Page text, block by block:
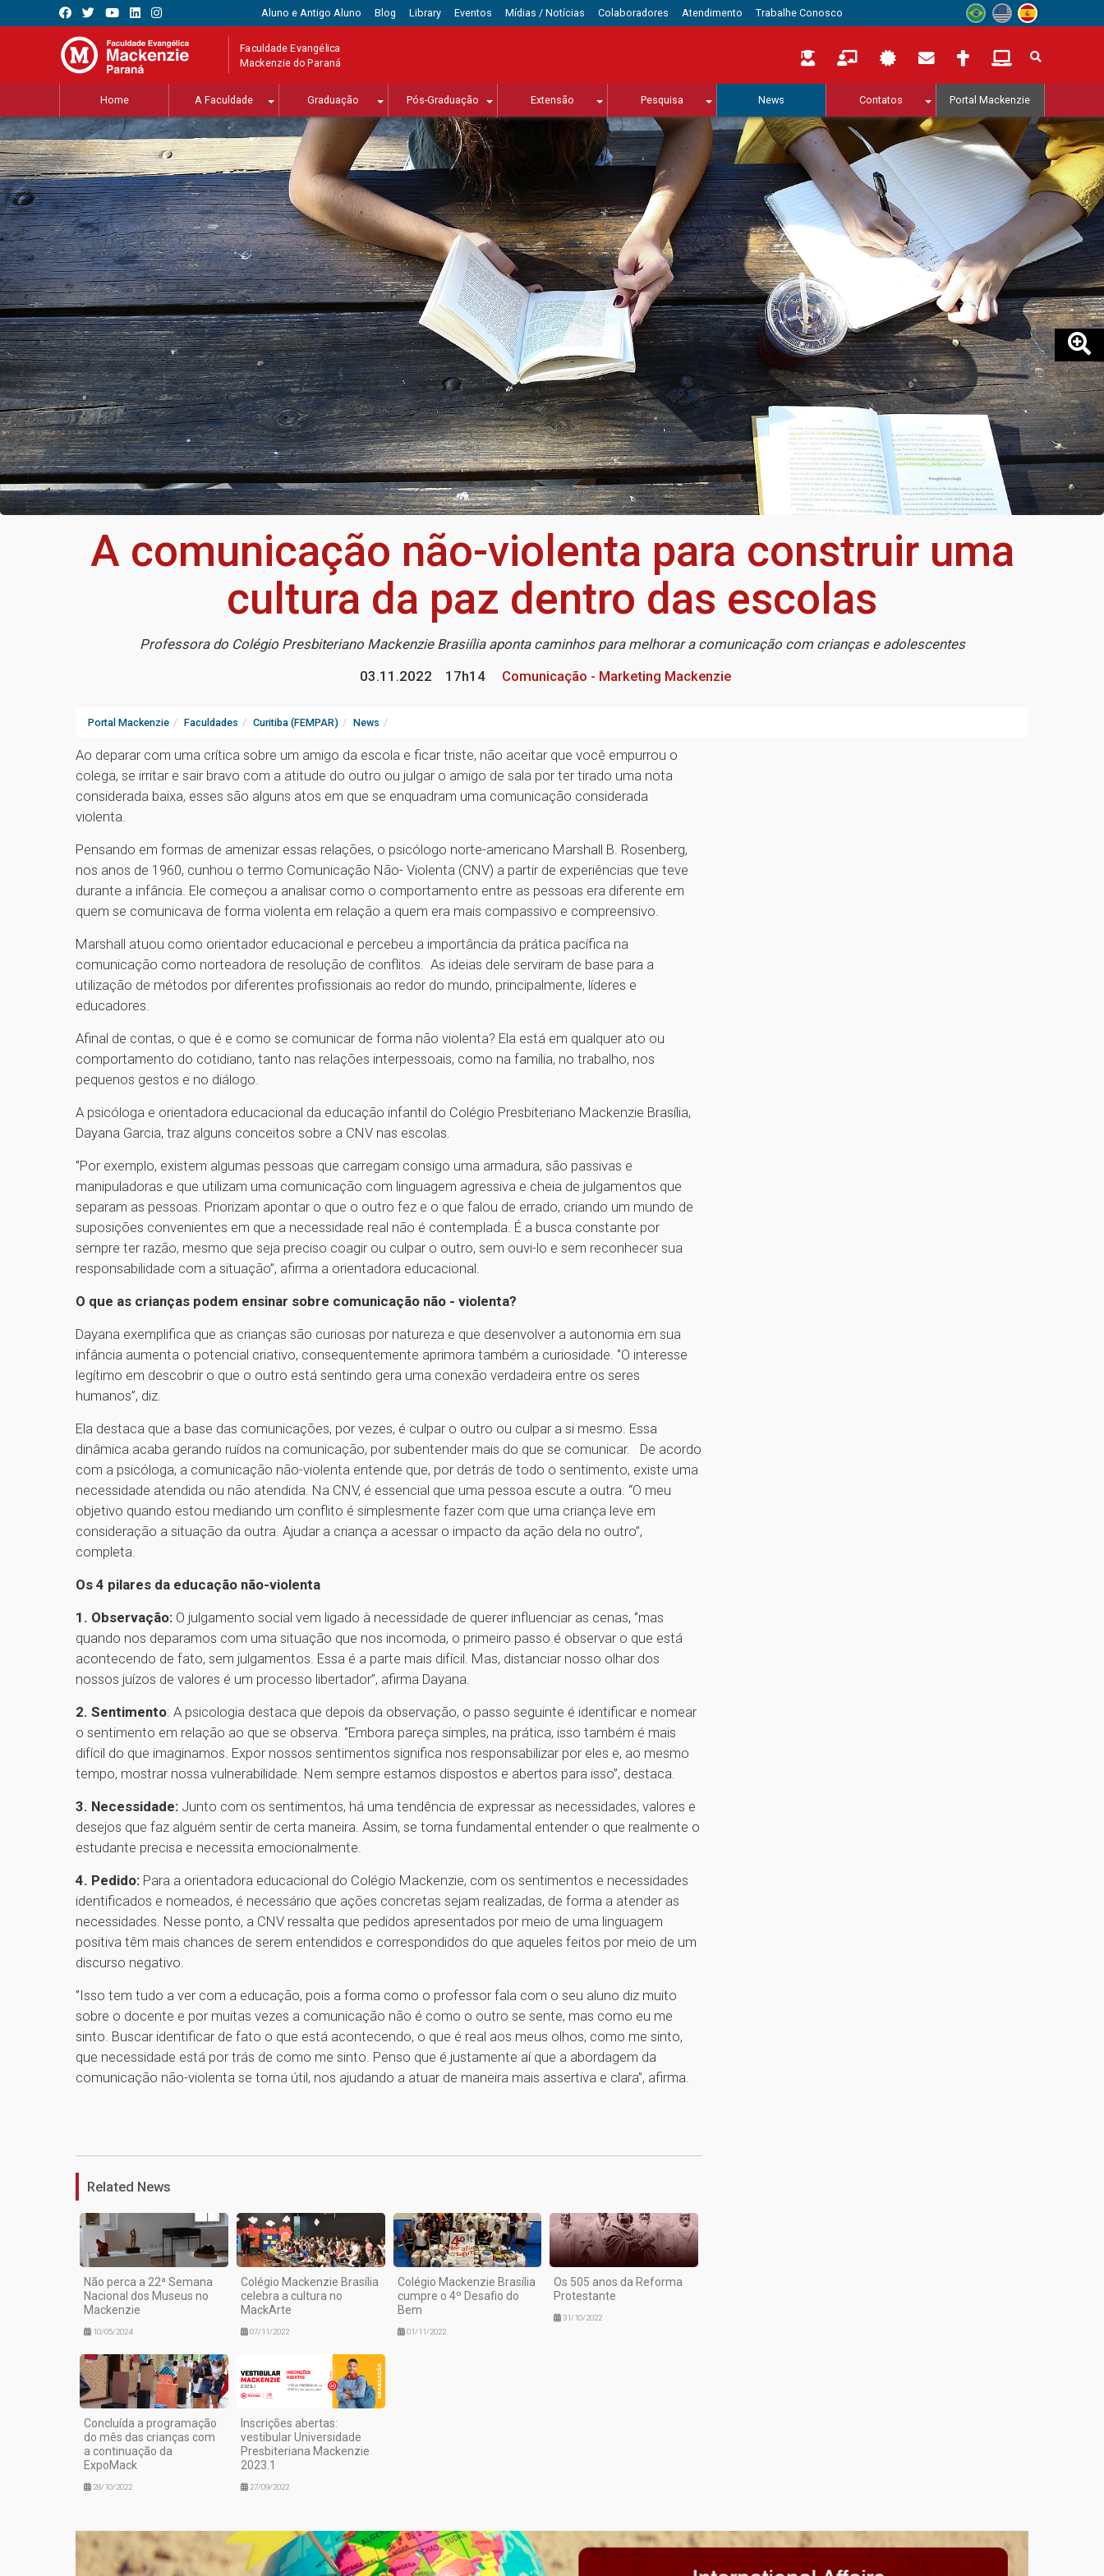
Aluno e Antigo Aluno Blog Library Eventos Mídias / Notícias Colaboradores Atendimento Trabalhe Conosco
Faculdade Evangélica
Mackenzie do Paraná
Home A Faculdade Graduação Pós-Graduação Extensão Pesquisa News Contatos Portal Mackenzie
A comunicação não-violenta para construir uma
cultura da paz dentro das escolas
Professora do Colégio Presbiteriano Mackenzie Brasiília aponta caminhos para melhorar a comunicação com crianças e adolescentes
03.11.2022
17h14 Comunicação - Marketing Mackenzie
Portal Mackenzie Faculdades Curitiba (FEMPAR) News
Ao deparar com uma crítica sobre um amigo da escola e ficar triste, não aceitar que você empurrou o
colega, se irritar e sair bravo com a atitude do outro ou julgar o amigo de sala por ter tirado uma nota
considerada baixa, esses são alguns atos em que se enquadram uma comunicação considerada
violenta.
Pensando em formas de amenizar essas relações, o psicólogo norte-americano Marshall B. Rosenberg,
nos anos de 1960, cunhou o termo Comunicação Não- Violenta (CNV) a partir de experiências que teve
durante a infância. Ele começou a analisar como o comportamento entre as pessoas era diferente em
quem se comunicava de forma violenta em relação a quem era mais compassivo e compreensivo.
Marshall atuou como orientador educacional e percebeu a importância da prática pacífica na
comunicação como norteadora de resolução de conflitos. As ideias dele serviram de base para a
utilização de métodos por diferentes profissionais ao redor do mundo, principalmente, líderes e
educadores.
Afinal de contas, o que é e como se comunicar de forma não violenta? Ela está em qualquer ato ou
comportamento do cotidiano, tanto nas relações interpessoais, como na família, no trabalho, nos
pequenos gestos e no diálogo.
A psicóloga e orientadora educacional da educação infantil do Colégio Presbiteriano Mackenzie Brasília,
Dayana Garcia, traz alguns conceitos sobre a CNV nas escolas.
‘’Por exemplo, existem algumas pessoas que carregam consigo uma armadura, são passivas e
manipuladoras e que utilizam uma comunicação com linguagem agressiva e cheia de julgamentos que
separam as pessoas. Priorizam apontar o que o outro fez e o que falou de errado, criando um mundo de
suposições convenientes em que a necessidade real não é contemplada. É a busca constante por
sempre ter razão, mesmo que seja preciso coagir ou culpar o outro, sem ouvi-lo e sem reconhecer sua
responsabilidade com a situação’’, afirma a orientadora educacional.
O que as crianças podem ensinar sobre comunicação não - violenta?
Dayana exemplifica que as crianças são curiosas por natureza e que desenvolver a autonomia em sua
infância aumenta o potencial criativo, consequentemente aprimora também a curiosidade. ‘’O interesse
legítimo em descobrir o que o outro está sentindo gera uma conexão verdadeira entre os seres
humanos’’, diz.
Ela destaca que a base das comunicações, por vezes, é culpar o outro ou culpar a si mesmo. Essa
dinâmica acaba gerando ruídos na comunicação, por subentender mais do que se comunicar. De acordo
com a psicóloga, a comunicação não-violenta entende que, por detrás de todo o sentimento, existe uma
necessidade atendida ou não atendida. Na CNV, é essencial que uma pessoa escute a outra. “O meu
objetivo quando estou mediando um conflito é simplesmente fazer com que uma criança leve em
consideração a situação da outra. Ajudar a criança a acessar o impacto da ação dela no outro’’,
completa.
Os 4 pilares da educação não-violenta
1. Observação: O julgamento social vem ligado à necessidade de querer influenciar as cenas, ‘’mas
quando nos deparamos com uma situação que nos incomoda, o primeiro passo é observar o que está
acontecendo de fato, sem julgamentos. Essa é a parte mais difícil. Mas, distanciar nosso olhar dos
nossos juízos de valores é um processo libertador’’, afirma Dayana.
2. Sentimento: A psicologia destaca que depois da observação, o passo seguinte é identificar e nomear
o sentimento em relação ao que se observa. ‘’Embora pareça simples, na prática, isso também é mais
difícil do que imaginamos. Expor nossos sentimentos significa nos responsabilizar por eles e, ao mesmo
tempo, mostrar nossa vulnerabilidade. Nem sempre estamos dispostos e abertos para isso’’, destaca.
3. Necessidade: Junto com os sentimentos, há uma tendência de expressar as necessidades, valores e
desejos que faz alguém sentir de certa maneira. Assim, se torna fundamental entender o que realmente o
estudante precisa e necessita emocionalmente.
4. Pedido: Para a orientadora educacional do Colégio Mackenzie, com os sentimentos e necessidades
identificados e nomeados, é necessário que ações concretas sejam realizadas, de forma a atender as
necessidades. Nesse ponto, a CNV ressalta que pedidos apresentados por meio de uma linguagem
positiva têm mais chances de serem entendidos e correspondidos do que aqueles feitos por meio de um
discurso negativo.
‘’Isso tem tudo a ver com a educação, pois a forma como o professor fala com o seu aluno diz muito
sobre o docente e por muitas vezes a comunicação não é como o outro se sente, mas como eu me
sinto. Buscar identificar de fato o que está acontecendo, o que é real aos meus olhos, como me sinto,
que necessidade está por trás de como me sinto. Penso que é justamente aí que a abordagem da
comunicação não-violenta se torna útil, nos ajudando a atuar de maneira mais assertiva e clara’’, afirma.
Related News
Não perca a 22ª Semana
Nacional dos Museus no
Mackenzie
10/05/2024
Colégio Mackenzie Brasília
celebra a cultura no
MackArte
07/11/2022
Colégio Mackenzie Brasília
cumpre o 4º Desafio do
Bem
01/11/2022
Os 505 anos da Reforma
Protestante
31/10/2022
Concluída a programação
do mês das crianças com
a continuação da
ExpoMack
28/10/2022
Inscrições abertas:
vestibular Universidade
Presbiteriana Mackenzie
2023.1
27/09/2022